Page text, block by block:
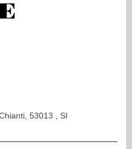
53013 , SI